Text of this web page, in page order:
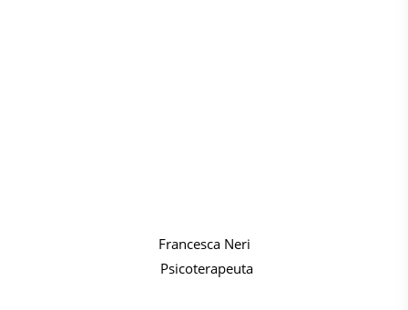
Francesca Neri
Psicoterapeuta